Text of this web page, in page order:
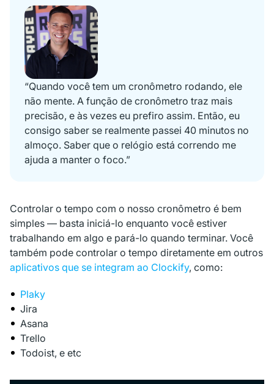
“Quando você tem um cronômetro rodando, ele
não mente. A função de cronômetro traz mais
precisão, e às vezes eu prefiro assim. Então, eu
consigo saber se realmente passei 40 minutos no
almoço. Saber que o relógio está correndo me
ajuda a manter o foco.”
Controlar o tempo com o nosso cronômetro é bem
simples — basta iniciá-lo enquanto você estiver
trabalhando em algo e pará-lo quando terminar. Você
também pode controlar o tempo diretamente em outros
aplicativos que se integram ao Clockify, como:
Plaky
Jira
Asana
Trello
Todoist, e etc